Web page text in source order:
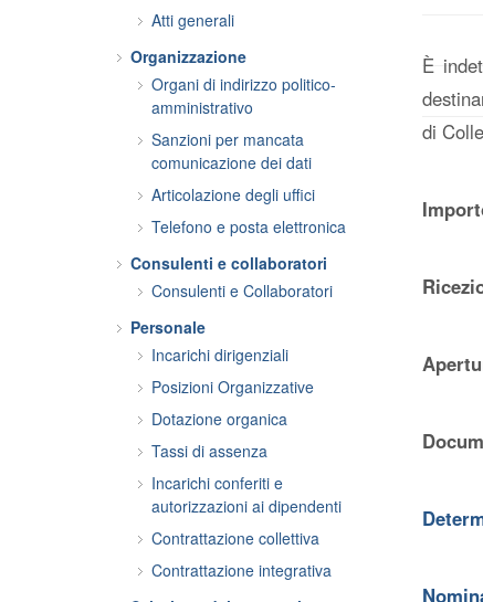
Atti generali
Organizzazione
Organi di indirizzo politico-
amministrativo
Sanzioni per mancata
comunicazione dei dati
Articolazione degli uffici
Telefono e posta elettronica
Consulenti e collaboratori
Consulenti e Collaboratori
Personale
Incarichi dirigenziali
Posizioni Organizzative
Dotazione organica
Tassi di assenza
Incarichi conferiti e
autorizzazioni ai dipendenti
Contrattazione collettiva
Contrattazione integrativa
È
di